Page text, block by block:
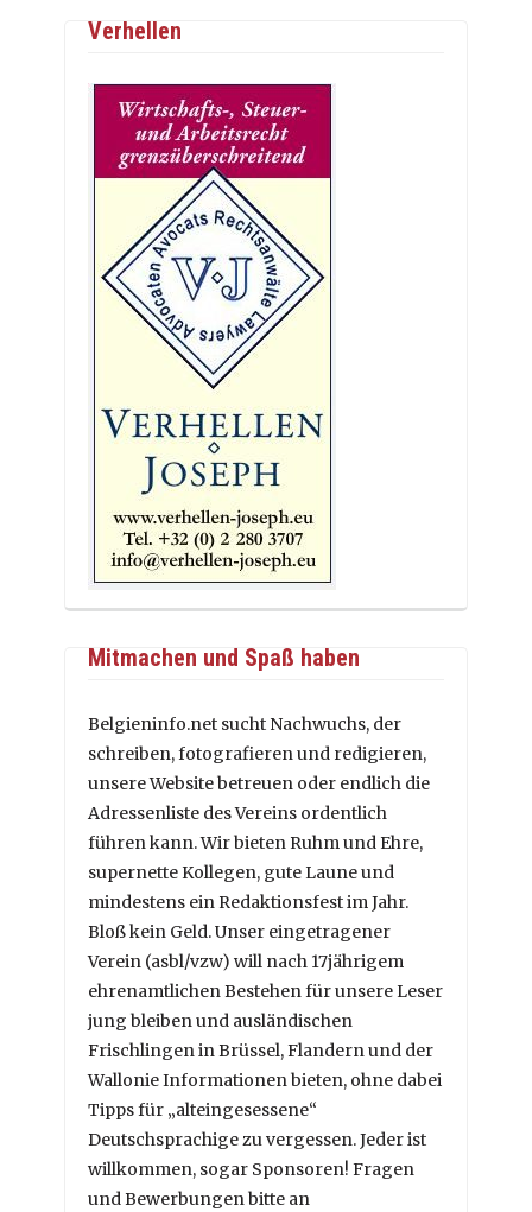
Verhellen
Mitmachen und Spaß haben
Belgieninfo.net sucht Nachwuchs, der
schreiben, fotografieren und redigieren,
unsere Website betreuen oder endlich die
Adressenliste des Vereins ordentlich
führen kann. Wir bieten Ruhm und Ehre,
supernette Kollegen, gute Laune und
mindestens ein Redaktionsfest im Jahr.
Bloß kein Geld. Unser eingetragener
Verein (asbl/vzw) will nach 17jährigem
ehrenamtlichen Bestehen für unsere Leser
jung bleiben und ausländischen
Frischlingen in Brüssel, Flandern und der
Wallonie Informationen bieten, ohne dabei
Tipps für „alteingesessene“
Deutschsprachige zu vergessen. Jeder ist
willkommen, sogar Sponsoren! Fragen
und Bewerbungen bitte an